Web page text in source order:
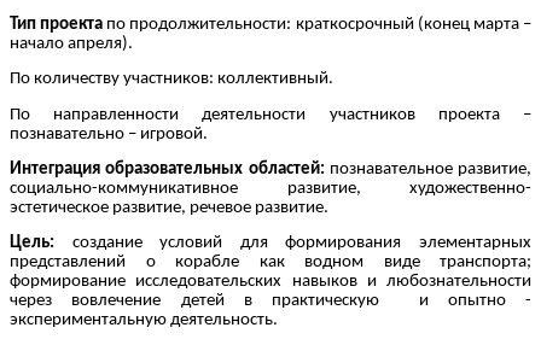
Тип проекта по продолжительности: краткосрочный (конец марта –
начало апреля).
По количеству участников: коллективный.
По направленности деятельности участников проекта –
познавательно – игровой.
Интеграция образовательных областей: познавательное развитие,
социально-коммуникативное развитие, художественно-
эстетическое развитие, речевое развитие.
Цель: создание условий для формирования элементарных
представлений о корабле как водном виде транспорта;
формирование исследовательских навыков и любознательности
через вовлечение детей в практическую и опытно -
экспериментальную деятельность.